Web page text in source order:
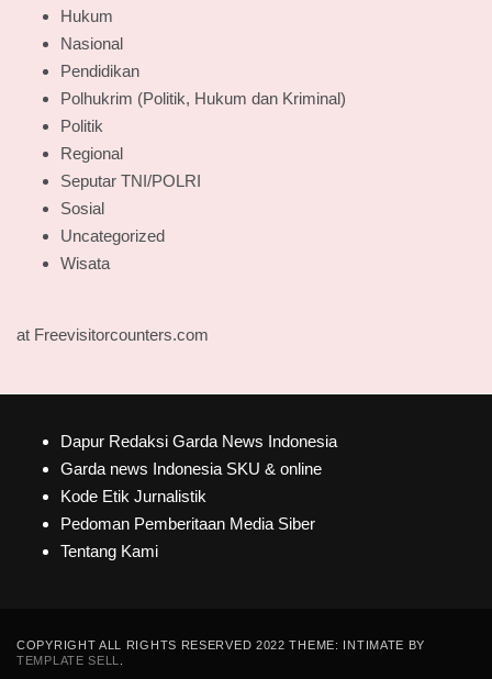
Hukum
Nasional
Pendidikan
Polhukrim (Politik, Hukum dan Kriminal)
Politik
Regional
Seputar TNI/POLRI
Sosial
Uncategorized
Wisata
at Freevisitorcounters.com
Dapur Redaksi Garda News Indonesia
Garda news Indonesia SKU & online
Kode Etik Jurnalistik
Pedoman Pemberitaan Media Siber
Tentang Kami
COPYRIGHT ALL RIGHTS RESERVED 2022 THEME: INTIMATE BY
TEMPLATE SELL